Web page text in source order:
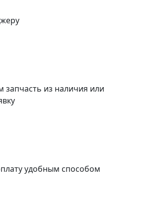
из наличия или
удобным способом